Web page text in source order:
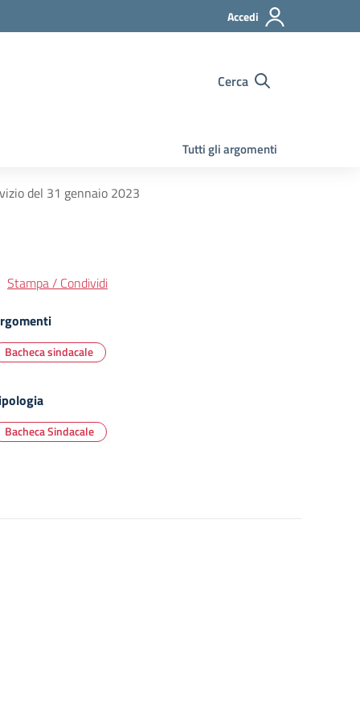
Accedi
Cerca
Tutti gli argomenti
del 31 gennaio 2023
Stampa / Condividi
Bacheca sindacale
Bacheca Sindacale